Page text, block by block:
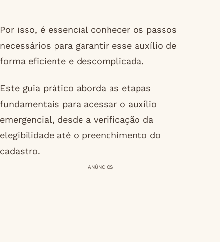
Por isso, é essencial conhecer os passos
necessários para garantir esse auxílio de
forma eficiente e descomplicada.
Este guia prático aborda as etapas
fundamentais para acessar o auxílio
emergencial, desde a verificação da
elegibilidade até o preenchimento do
cadastro.
ANÚNCIOS